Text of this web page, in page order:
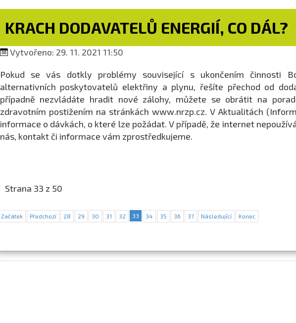
KRACH DODAVATELŮ ENERGIÍ, CO DÁL?
Vytvořeno: 29. 11. 2021 11:50
Pokud se vás dotkly problémy související s ukončením činnosti
alternativních poskytovatelů elektřiny a plynu, řešíte přechod od
případně nezvládáte hradit nové zálohy, můžete se obrátit na
zdravotním postižením na stránkách www.nrzp.cz. V Aktualitách
informace o dávkách, o které lze požádat. V případě, že internet
nás, kontakt či informace vám zprostředkujeme.
Strana 33 z 50
Začátek Předchozí 28 29 30 31 32 33 34 35 36 37 Následující Konec